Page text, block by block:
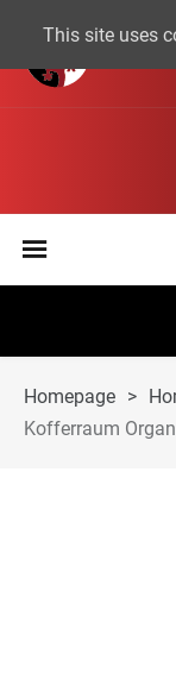
Homepage >
Kofferraum
This site uses